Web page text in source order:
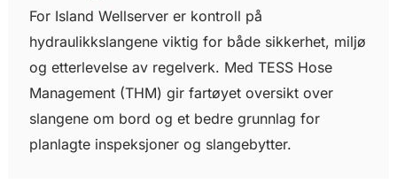
For Island Wellserver er kontroll på
hydraulikkslangene viktig for både sikkerhet, miljø
og etterlevelse av regelverk. Med TESS Hose
Management (THM) gir fartøyet oversikt over
slangene om bord og et bedre grunnlag for
planlagte inspeksjoner og slangebytter.